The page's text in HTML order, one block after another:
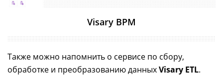
Visary BPM
Также можно напомнить о сервисе по сбору,
обработке и преобразованию данныхVisary ETL.